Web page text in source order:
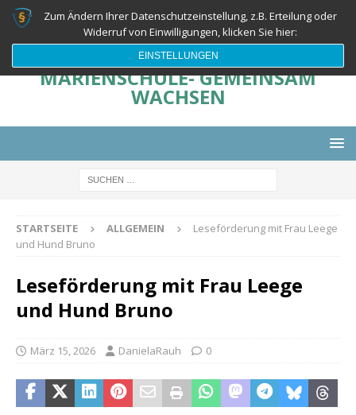
MARIENSCHULE- GEMEINSAM
WACHSEN
STARTSEITE ALLGEMEIN
Leseförderung mit Frau Leege
und Hund Bruno
Leseförderung mit Frau Leege
und Hund Bruno
März 15, 2026 DanielaRauh 0
Zum Ändern Ihrer Datenschutzeinstellung, z.B. Erteilung oder
Widerruf von Einwilligungen, klicken Sie hier:
EINSTELLUNGEN